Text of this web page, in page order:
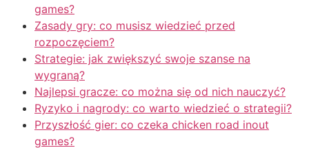
games?
Zasady gry: co musisz wiedzieć przed
rozpoczęciem?
Strategie: jak zwiększyć swoje szanse na
wygraną?
Najlepsi gracze: co można się od nich nauczyć?
Ryzyko i nagrody: co warto wiedzieć o strategii?
Przyszłość gier: co czeka chicken road inout
games?